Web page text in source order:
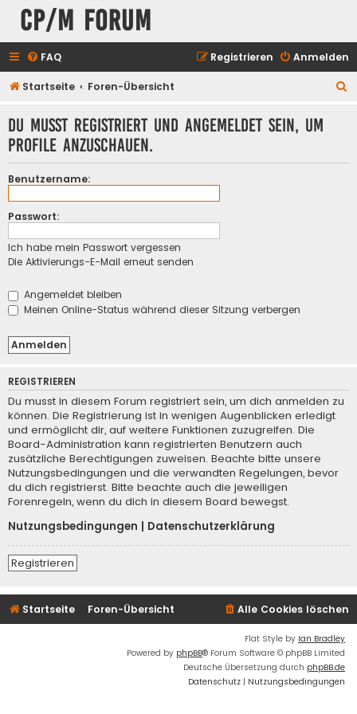
CP/M Forum
FAQ Anmelden
Registrieren
Startseite Foren-Übersicht
Du musst registriert und angemeldet sein, um
Profile anzuschauen.
Benutzername:
Passwort:
Ich habe mein Passwort vergessen
Die Aktivierungs-E-Mail erneut senden
Angemeldet bleiben
Meinen Online-Status während dieser Sitzung verbergen
REGISTRIEREN
Du musst in diesem Forum registriert sein, um dich anmelden zu
können. Die Registrierung ist in wenigen Augenblicken erledigt
und ermöglicht dir, auf weitere Funktionen zuzugreifen. Die
Board-Administration kann registrierten Benutzern auch
zusätzliche Berechtigungen zuweisen. Beachte bitte unsere
Nutzungsbedingungen und die verwandten Regelungen, bevor
du dich registrierst. Bitte beachte auch die jeweiligen
Forenregeln, wenn du dich in diesem Board bewegst.
Nutzungsbedingungen
Datenschutzerklärung
Registrieren
Startseite Foren-Übersicht Alle Cookies löschen
Flat Style by Ian Bradley
Powered by phpBB® Forum Software © phpBB Limited
Deutsche Übersetzung durch phpBB.de
Datenschutz | Nutzungsbedingungen